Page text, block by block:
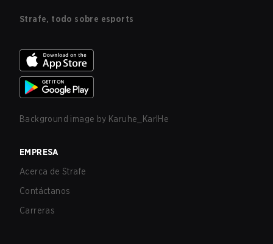
Strafe, todo sobre esports
Background image by Karuhe_KarlHe
EMPRESA
Acerca de Strafe
Contáctanos
Carreras